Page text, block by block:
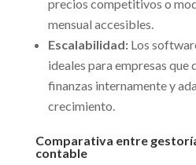
precios competitivos o
mensual accesibles.
Escalabilidad:Los
ideales para empresas que
finanzas internamente y
crecimiento.
Comparativa entre
contable